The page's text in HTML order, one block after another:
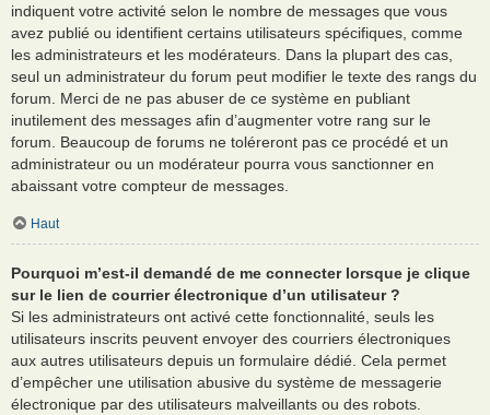
indiquent votre activité selon le nombre de messages que vous
avez publié ou identifient certains utilisateurs spécifiques, comme
les administrateurs et les modérateurs. Dans la plupart des cas,
seul un administrateur du forum peut modifier le texte des rangs du
forum. Merci de ne pas abuser de ce système en publiant
inutilement des messages afin d’augmenter votre rang sur le
forum. Beaucoup de forums ne toléreront pas ce procédé et un
administrateur ou un modérateur pourra vous sanctionner en
abaissant votre compteur de messages.
Haut
Pourquoi m’est-il demandé de me connecter lorsque je clique
sur le lien de courrier électronique d’un utilisateur ?
Si les administrateurs ont activé cette fonctionnalité, seuls les
utilisateurs inscrits peuvent envoyer des courriers électroniques
aux autres utilisateurs depuis un formulaire dédié. Cela permet
d’empêcher une utilisation abusive du système de messagerie
électronique par des utilisateurs malveillants ou des robots.